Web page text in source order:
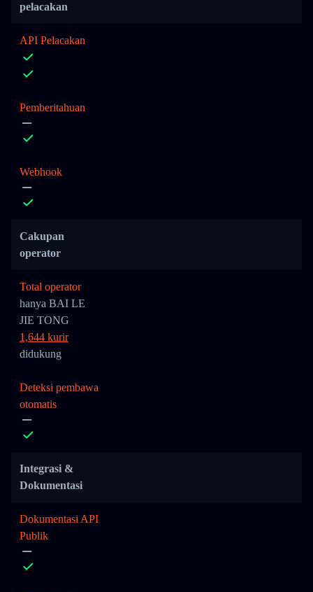
pelacakan
API Pelacakan
Pemberitahuan
Webhook
Cakupan
operator
Total operator
hanya BAI LE
JIE TONG
1,644 kurir
didukung
Deteksi pembawa
otomatis
Integrasi &
Dokumentasi
Dokumentasi API
Publik